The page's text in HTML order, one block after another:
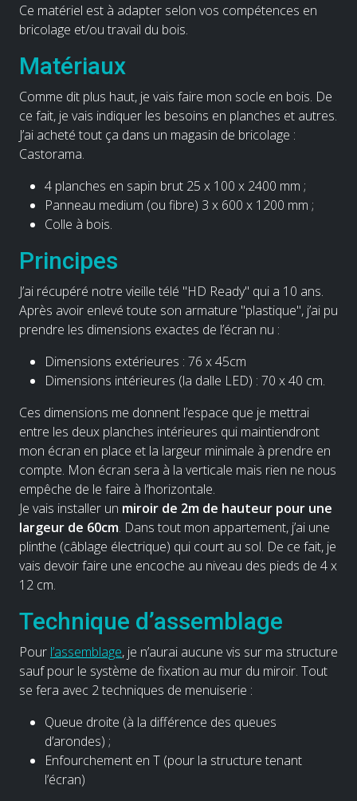
Ce matériel est à adapter selon vos compétences en
bricolage et/ou travail du bois.
Matériaux
Comme dit plus haut, je vais faire mon socle en bois. De
ce fait, je vais indiquer les besoins en planches et autres.
J’ai acheté tout ça dans un magasin de bricolage :
Castorama.
4 planches en sapin brut 25 x 100 x 2400 mm ;
Panneau medium (ou fibre) 3 x 600 x 1200 mm ;
Colle à bois.
Principes
J’ai récupéré notre vieille télé "HD Ready" qui a 10 ans.
Après avoir enlevé toute son armature "plastique", j’ai pu
prendre les dimensions exactes de l’écran nu :
Dimensions extérieures : 76 x 45cm
Dimensions intérieures (la dalle LED) : 70 x 40 cm.
Ces dimensions me donnent l’espace que je mettrai
entre les deux planches intérieures qui maintiendront
mon écran en place et la largeur minimale à prendre en
compte. Mon écran sera à la verticale mais rien ne nous
empêche de le faire à l’horizontale.
Je vais installer un miroir de 2m de hauteur pour une
largeur de 60cm. Dans tout mon appartement, j’ai une
plinthe (câblage électrique) qui court au sol. De ce fait, je
vais devoir faire une encoche au niveau des pieds de 4 x
12 cm.
Technique d’assemblage
Pour l’assemblage, je n’aurai aucune vis sur ma structure
sauf pour le système de fixation au mur du miroir. Tout
se fera avec 2 techniques de menuiserie :
Queue droite (à la différence des queues
d’arondes) ;
Enfourchement en T (pour la structure tenant
l’écran)